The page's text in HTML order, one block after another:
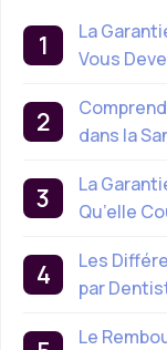
La
Vous
dans la
La
Qu’elle
Les
par
Le